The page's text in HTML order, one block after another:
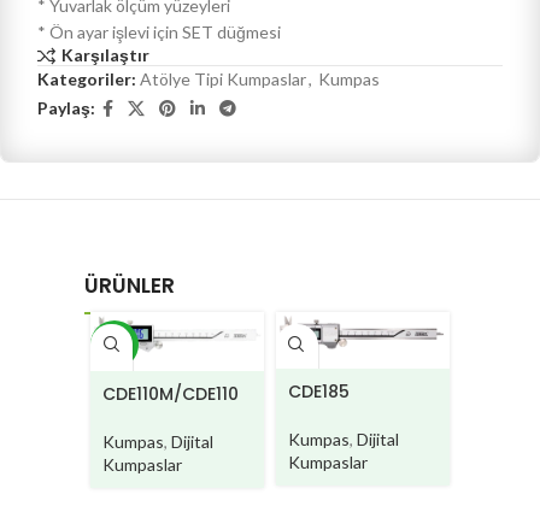
* Yuvarlak ölçüm yüzeyleri
* Ön ayar işlevi için SET düğmesi
Karşılaştır
Kategoriler: Atölye Tipi Kumpaslar, Kumpas
Paylaş:
ÜRÜNLER
YENI
CDE110M/CDE110
Kumpas, Dijital
Kumpaslar
CDE185
Kumpas, Dijital
Kumpaslar